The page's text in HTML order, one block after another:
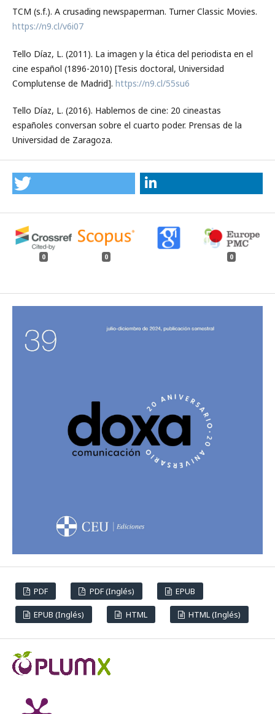
TCM (s.f.). A crusading newspaperman. Turner Classic Movies.
https://n9.cl/v6i07
Tello Díaz, L. (2011). La imagen y la ética del periodista en el
cine español (1896-2010) [Tesis doctoral, Universidad
Complutense de Madrid]. https://n9.cl/55su6
Tello Díaz, L. (2016). Hablemos de cine: 20 cineastas
españoles conversan sobre el cuarto poder. Prensas de la
Universidad de Zaragoza.
PDF PDF (Inglés) EPUB
EPUB (Inglés) HTML HTML (Inglés)
0 0 0